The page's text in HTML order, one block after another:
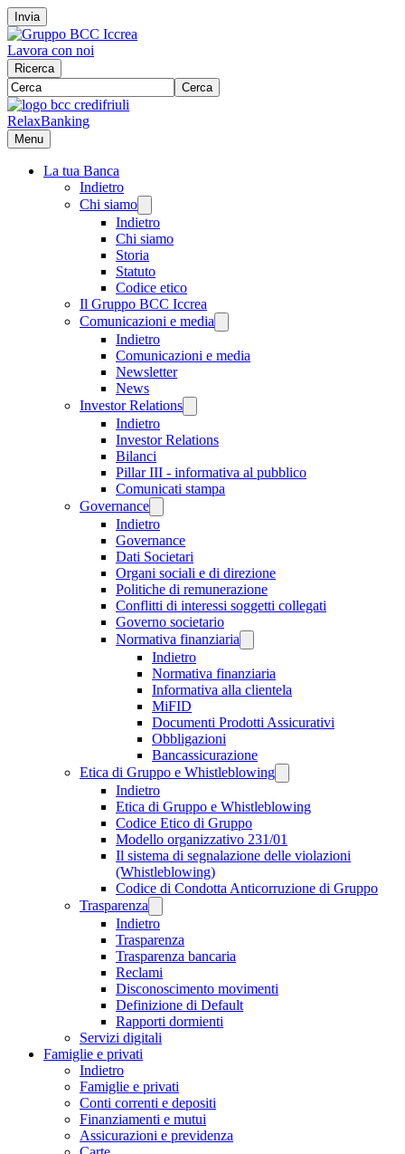
Invia
Lavora con noi
Ricerca
Cerca
RelaxBanking
Menu
La tua Banca
Indietro
Chi siamo
Indietro
Chi siamo
Storia
Statuto
Codice etico
Il Gruppo BCC Iccrea
Comunicazioni e media
Indietro
Comunicazioni e media
Newsletter
News
Investor Relations
Indietro
Investor Relations
Bilanci
Pillar III - informativa al pubblico
Comunicati stampa
Governance
Indietro
Governance
Dati Societari
Organi sociali e di direzione
Politiche di remunerazione
Conflitti di interessi soggetti collegati
Governo societario
Normativa finanziaria
Indietro
Normativa finanziaria
Informativa alla clientela
MiFID
Documenti Prodotti Assicurativi
Obbligazioni
Bancassicurazione
Etica di Gruppo e Whistleblowing
Indietro
Etica di Gruppo e Whistleblowing
Codice Etico di Gruppo
Modello organizzativo 231/01
Il sistema di segnalazione delle violazioni
(Whistleblowing)
Codice di Condotta Anticorruzione di Gruppo
Trasparenza
Indietro
Trasparenza
Trasparenza bancaria
Reclami
Disconoscimento movimenti
Definizione di Default
Rapporti dormienti
Servizi digitali
Famiglie e privati
Indietro
Famiglie e privati
Conti correnti e depositi
Finanziamenti e mutui
Assicurazioni e previdenza